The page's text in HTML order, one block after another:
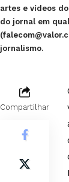
artes e vídeos
do jornal em
(
jornalismo.
Compartilhar